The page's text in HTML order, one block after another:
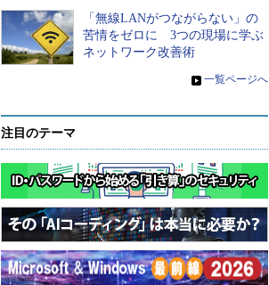
「無線LANがつながらない」の
苦情をゼロに 3つの現場に学ぶ
ネットワーク改善術
» 一覧ページへ
注目のテーマ